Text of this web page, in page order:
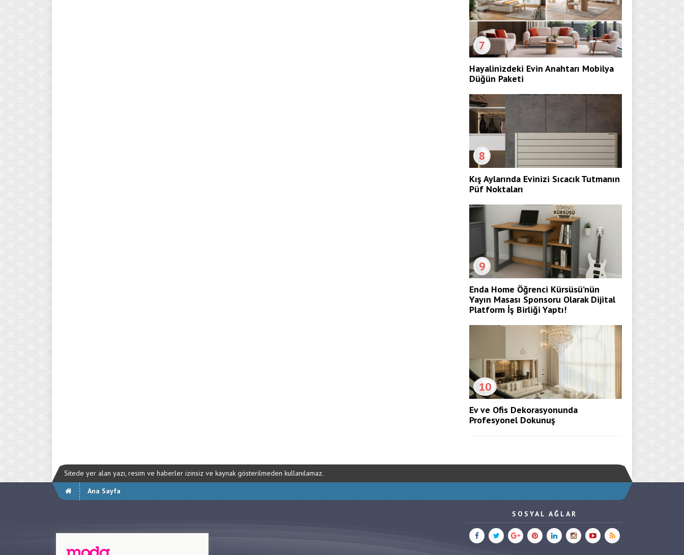
7
Hayalinizdeki Evin Anahtarı Mobilya
Düğün Paketi
8
Kış Aylarında Evinizi Sıcacık Tutmanın
Püf Noktaları
9
Enda Home Öğrenci Kürsüsü’nün
Yayın Masası Sponsoru Olarak Dijital
Platform İş Birliği Yaptı!
10
Ev ve Ofis Dekorasyonunda
Profesyonel Dokunuş
Sitede yer alan yazı, resim ve haberler izinsiz ve kaynak gösterilmeden kullanılamaz.
Ana Sayfa
SOSYAL AĞLAR